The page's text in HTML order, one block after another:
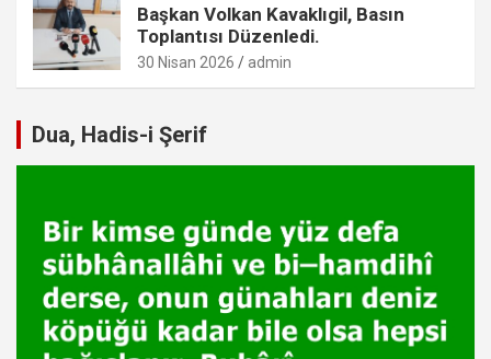
Başkan Volkan Kavaklıgil, Basın
Toplantısı Düzenledi.
30 Nisan 2026 admin
Dua, Hadis-i Şerif